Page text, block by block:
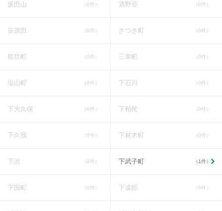
坂田山 （0件） 酒野谷 （0件）
笹原田 （0件） さつき町 （0件）
佐目町 （0件） 三幸町 （0件）
塩山町 （0件） 下石川 （0件）
下大久保 （0件） 下粕尾 （0件）
下久我 （0件） 下材木町 （0件）
下沢 （0件） 下武子町 （1件）
下田町 （0件） 下遠部 （0件）